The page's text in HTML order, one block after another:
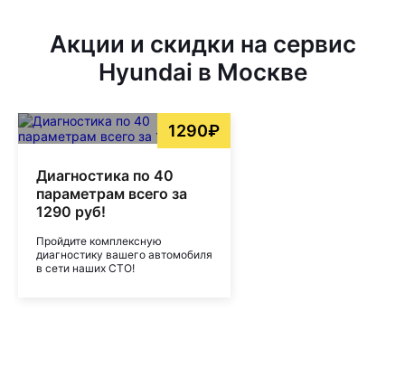
Акции и скидки на сервис
Hyundai в Москве
1290₽
Диагностика по 40
параметрам всего за
1290 руб!
Пройдите комплексную
диагностику вашего автомобиля
в сети наших СТО!